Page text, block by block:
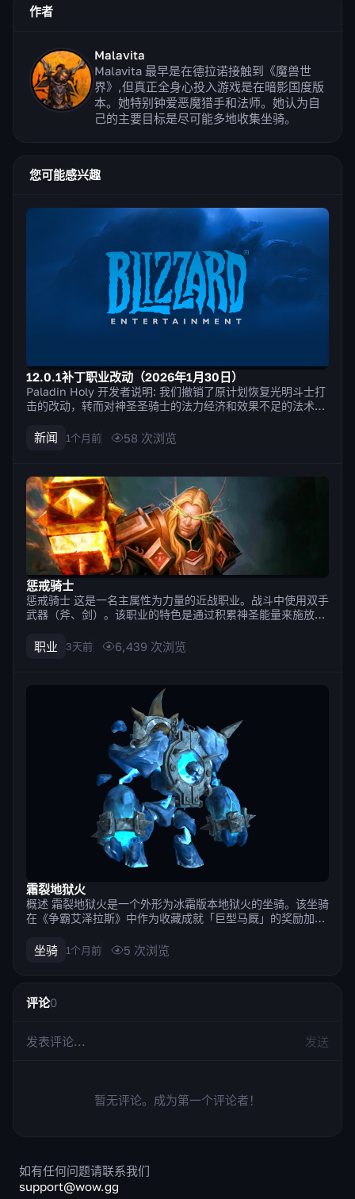
作者
Malavita
Malavita 最早是在德拉诺接触到《魔兽世
界》,但真正全身心投入游戏是在暗影国度版
本。她特别钟爱恶魔猎手和法师。她认为自
己的主要目标是尽可能多地收集坐骑。
您可能感兴趣
12.0.1补丁职业改动（2026年1月30日）
Paladin Holy 开发者说明: 我们撤销了原计划恢复光明斗士打
击的改动，转而对神圣圣骑士的法力经济和效果不足的法术进
术来达到类似的效果；也就是说，在不过度破坏玩家所喜爱的
熟悉玩法的前提下，为玩法增添多样性。感谢大家的反馈！ 圣
新闻 1个月前 58 次浏览
惩戒骑士
惩戒骑士 这是一名主属性为力量的近战职业。战斗中使用双手
武器（斧、剑）。该职业的特色是通过积累神圣能量来施放技
造成最高伤害。 优缺点 Strengths 拥有大量既能保护自身也
能保护团队的防御技能，例如 牺牲祝福, 保护祝福. 借助光环
职业 3天前 6,439 次浏览
霜裂地狱火
概述 霜裂地狱火是一个外形为冰霜版本地狱火的坐骑。该坐骑
在《争霸艾泽拉斯》中作为收藏成就「巨型马厩」的奖励加
战》的90级，该坐骑同时支持动态飞行和普通滑翔，因此在开
放世界中使用起来十分方便。 为何想要这个坐骑 首先，它是
坐骑 1个月前 5 次浏览
评论0
发送
暂无评论。成为第一个评论者！
如有任何问题请联系我们
support@wow.gg